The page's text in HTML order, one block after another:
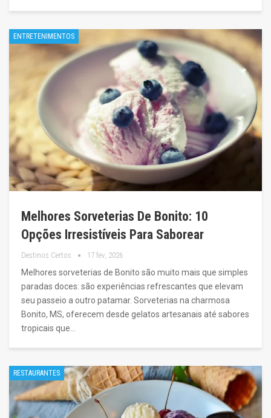
ENTRETENIMENTOS
Melhores Sorveterias De Bonito: 10
Opções Irresistíveis Para Saborear
Destinos Certos 17 fev, 2026
Melhores sorveterias de Bonito são muito mais que simples
paradas doces: são experiências refrescantes que elevam
seu passeio a outro patamar. Sorveterias na charmosa
Bonito, MS, oferecem desde gelatos artesanais até sabores
tropicais que…
RESTAURANTES